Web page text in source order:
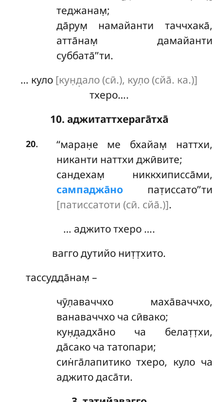
теджанам̣;
да̄рум̣ намайанти таччхака̄,
атта̄нам̣ дамайанти
суббата̄’’ти.
… куло [кун̣д̣ало (сӣ.), кул̣о (сйа̄. ка.)]
тхеро….
10. аджитаттхерага̄тха̄
20.
‘‘маран̣е ме бхайам̣ наттхи,
никанти наттхи джӣвите;
сандехам̣ никкхиписса̄ми,
сампаджа̄но пат̣иссато’’ти
[патиссатоти (сӣ. сйа̄.)].
… аджито тхеро ….
вагго дутийо нит̣т̣хито.
тассудда̄нам̣ –
чӯл̣аваччхо маха̄ваччхо,
ванаваччхо ча сӣвако;
кун̣д̣адха̄но ча белат̣т̣хи,
да̄сако ча татопари;
син̇га̄лапитико тхеро, куло ча
аджито даса̄ти.